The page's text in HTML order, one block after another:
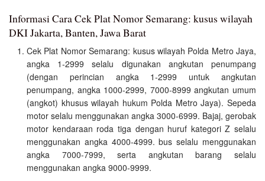
Informasi Cara Cek Plat Nomor Semarang: kusus wilayah
DKI Jakarta, Banten, Jawa Barat
Cek Plat Nomor Semarang: kusus wilayah Polda Metro Jaya,
angka 1-2999 selalu digunakan angkutan penumpang
(dengan perincian angka 1-2999 untuk angkutan
penumpang, angka 1000-2999, 7000-8999 angkutan umum
(angkot) khusus wilayah hukum Polda Metro Jaya). Sepeda
motor selalu menggunakan angka 3000-6999. Bajaj, gerobak
motor kendaraan roda tiga dengan huruf kategori Z selalu
menggunakan angka 4000-4999. bus selalu menggunakan
angka 7000-7999, serta angkutan barang selalu
menggunakan angka 9000-9999.